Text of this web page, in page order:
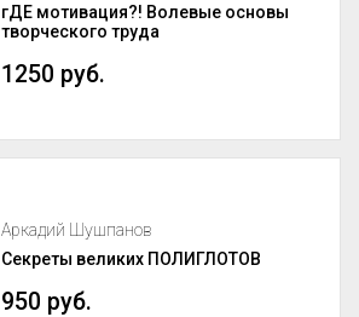
гДЕ мотивация?! Волевые основы
творческого труда
1250 руб.
Аркадий Шушпанов
Секреты великих ПОЛИГЛОТОВ
950 руб.